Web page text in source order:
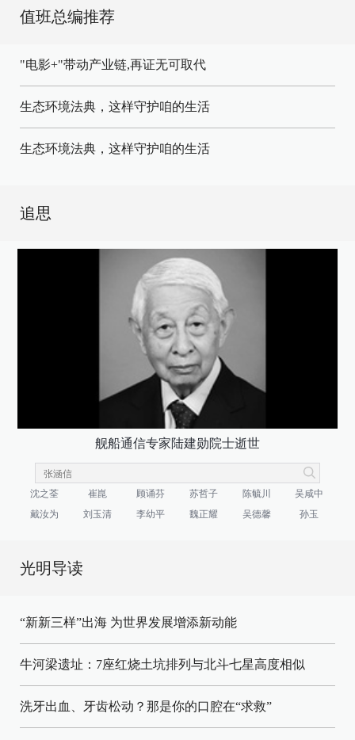
值班总编推荐
"电影+"带动产业链,再证无可取代
生态环境法典，这样守护咱的生活
生态环境法典，这样守护咱的生活
追思
舰船通信专家陆建勋院士逝世
沈之荃 崔崑 顾诵芬 苏哲子 陈毓川
吴咸中
戴汝为
刘玉清 李幼平 魏正耀 吴德馨 孙玉
光明导读
“新新三样”出海 为世界发展增添新动能
牛河梁遗址：7座红烧土坑排列与北斗七星高度相似
洗牙出血、牙齿松动？那是你的口腔在“求救”